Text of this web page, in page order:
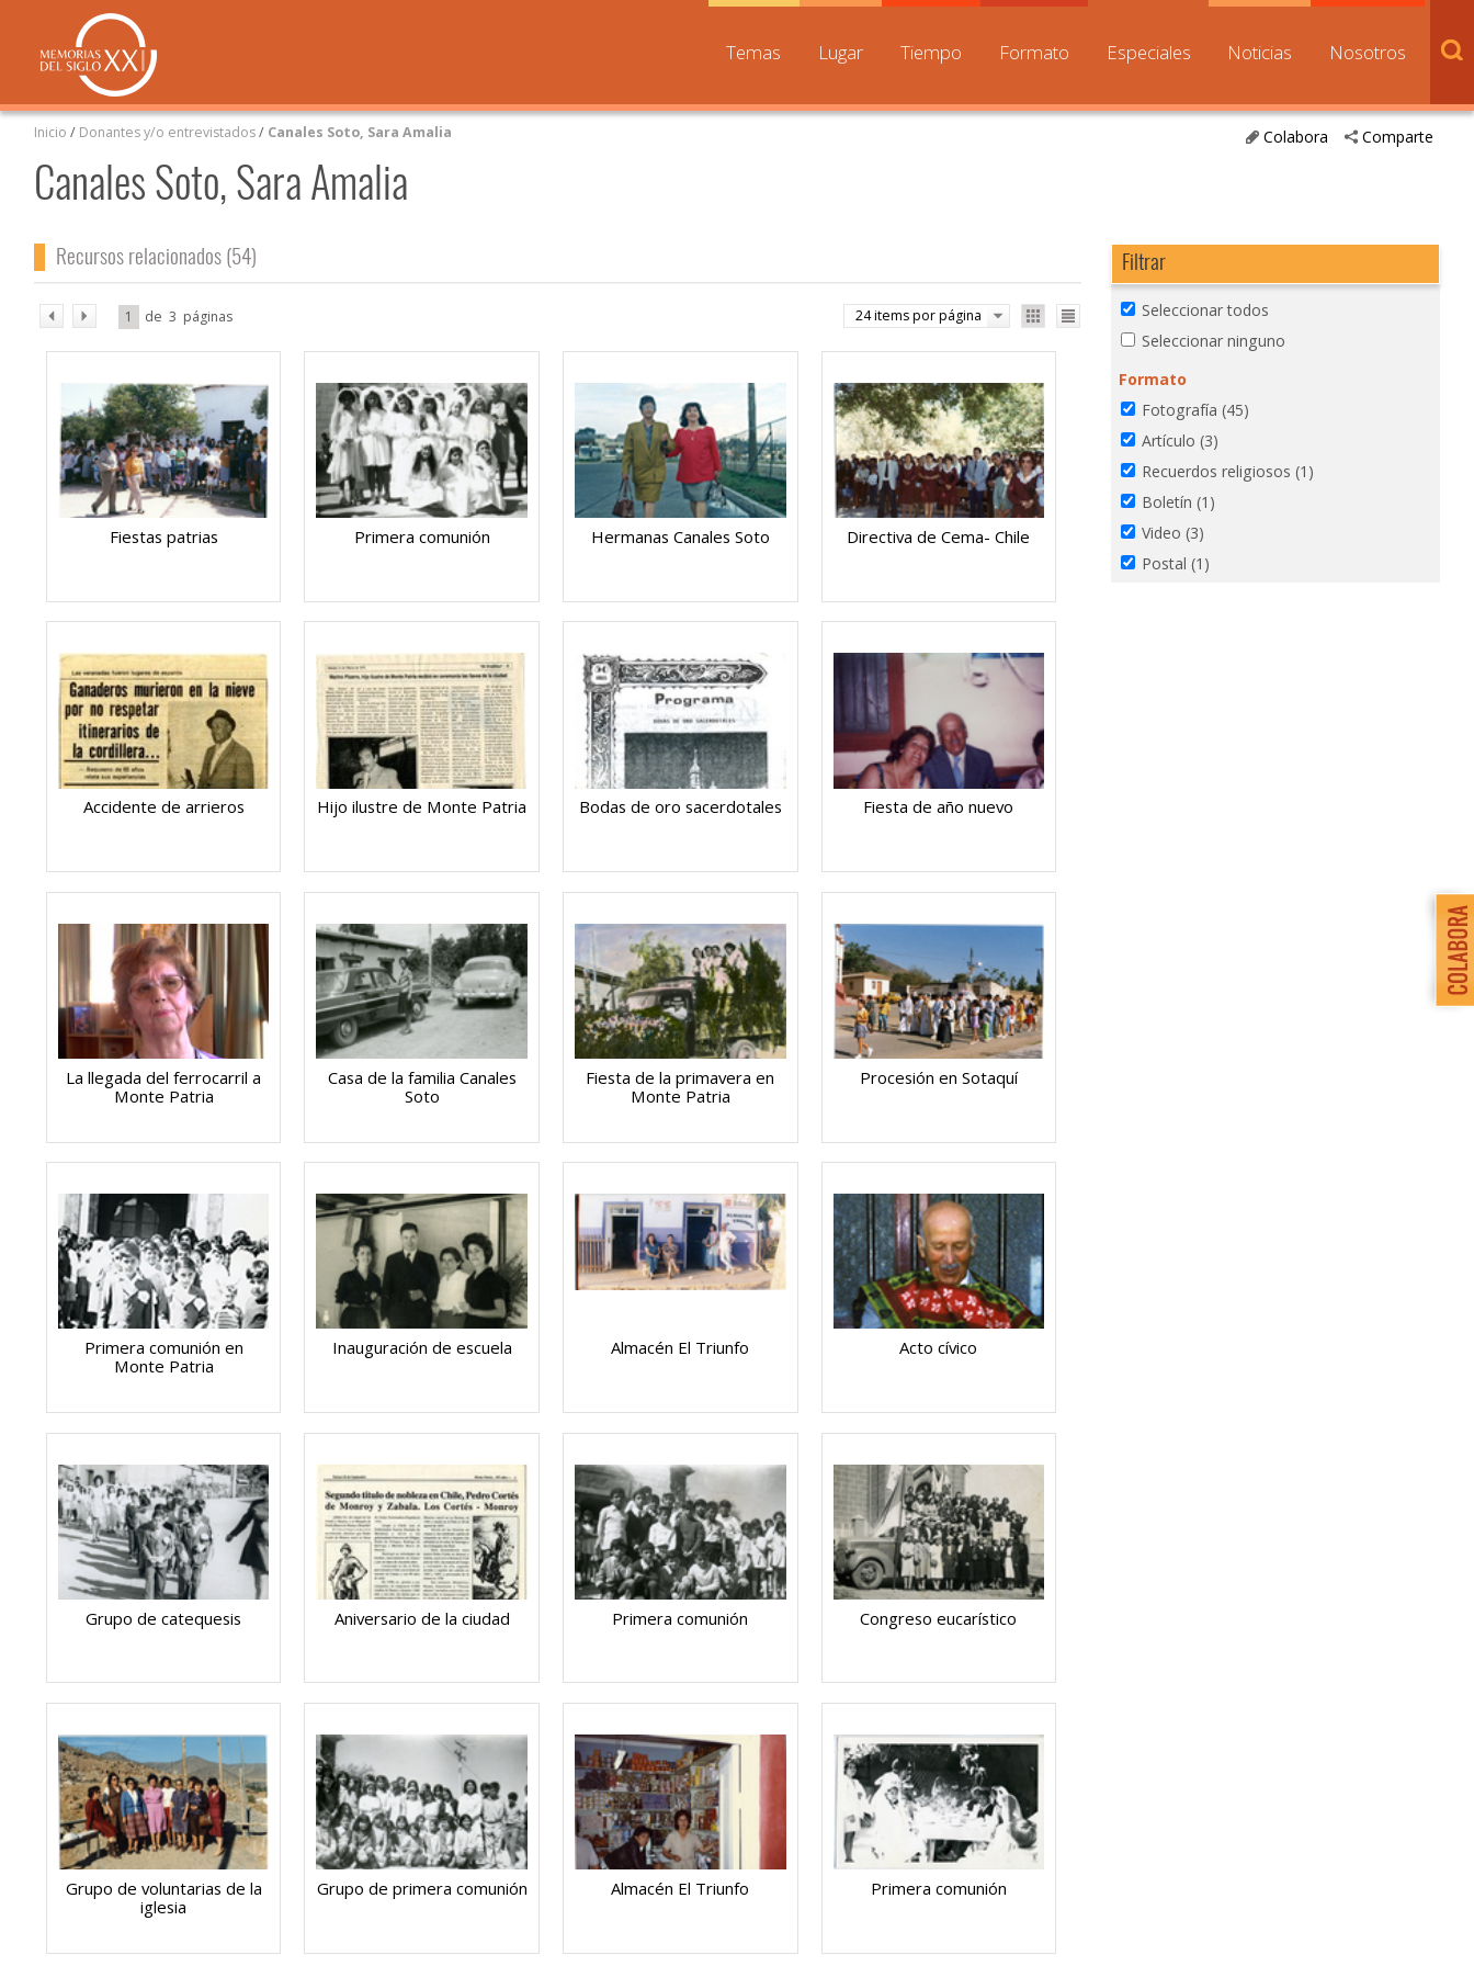
Temas Lugar Tiempo Formato Especiales Noticias Nosotros
Comparte
Colabora
Inicio / Donantes y/o entrevistados/ Canales Soto, Sara Amalia
Canales Soto, Sara Amalia
Recursos relacionados (54)
24 items por página
Fiestas patrias Primera comunión Hermanas Canales Soto Directiva de Cema- Chile
Accidente de arrieros Hijo ilustre de Monte Patria Bodas de oro sacerdotales Fiesta de año nuevo
La llegada del ferrocarril a
Monte Patria
Casa de la familia Canales
Soto
Fiesta de la primavera en
Monte Patria
Procesión en Sotaquí
Primera comunión en
Monte Patria
Inauguración de escuela Almacén El Triunfo Acto cívico
Grupo de catequesis Aniversario de la ciudad Primera comunión Congreso eucarístico
Grupo de voluntarias de la
iglesia
Grupo de primera comunión Almacén El Triunfo Primera comunión
1 3
Filtrar
Seleccionar todos
Seleccionar ninguno
Formato
Fotografía (45)
Artículo (3)
Recuerdos religiosos (1)
Boletín (1)
Video (3)
Postal (1)